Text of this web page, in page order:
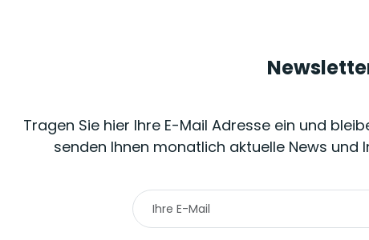
Tragen Sie hier Ihre E-Mail Adresse ein und
senden Ihnen monatlich aktuelle News und